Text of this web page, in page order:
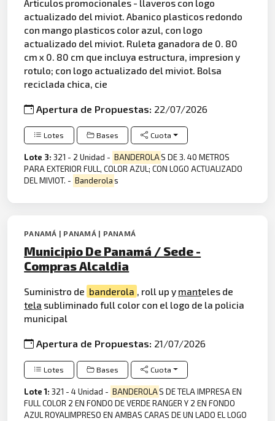
Articulos promocionales - llaveros con logo
actualizado del miviot. Abanico plasticos redondo
con mango plasticos color azul, con logo
actualizado del miviot. Ruleta ganadora de 0. 80
cm x 0. 80 cm que incluya estructura, impresion y
rotulo; con logo actualizado del miviot. Bolsa
reciclada chica, cie
Apertura de Propuestas: 22/07/2026
Lotes Bases Cuota
Lote 3:321 - 2 Unidad - BANDEROLAS DE 3. 40 METROS
PARA EXTERIOR FULL, COLOR AZUL; CON LOGO ACTUALIZADO
DEL MIVIOT. - Banderolas
PANAMÁ | PANAMÁ | PANAMÁ
Municipio De Panamá / Sede -
Compras Alcaldia
Suministro de banderola , roll up y manteles de
tela subliminado full color con el logo de la policia
municipal
Apertura de Propuestas: 21/07/2026
Lotes Bases Cuota
Lote 1:321 - 4 Unidad - BANDEROLAS DE TELA IMPRESA EN
FULL COLOR 2 EN FONDO DE VERDE RANGER Y 2 EN FONDO
AZUL ROYALIMPRESO EN AMBAS CARAS DE UN LADO EL LOGO